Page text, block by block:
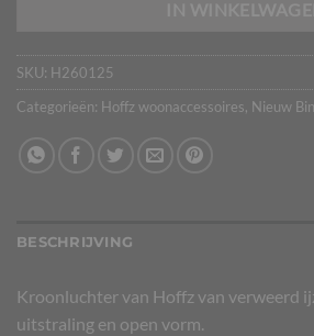
SKU: H260125
Categorieën: Hoffz woonaccessoires, Nieuw
BESCHRIJVING
Kroonluchter van Hoffz van verweerd
uitstraling en open vorm.